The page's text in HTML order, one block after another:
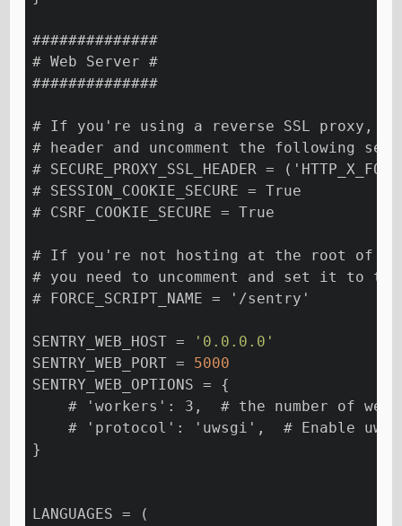
##############
# Web Server #
##############
# If you're using a reverse SSL proxy,
# header and uncomment the following
# SECURE_PROXY_SSL_HEADER =
# SESSION_COOKIE_SECURE = True
# CSRF_COOKIE_SECURE = True
# If you're not hosting at the root of
# you need to uncomment and set it to
# FORCE_SCRIPT_NAME = '/sentry'
SENTRY_WEB_HOST =
'0.0.0.0'
SENTRY_WEB_PORT = 5000
SENTRY_WEB_OPTIONS = {
# 'workers': 3,  # the number of web
# 'protocol': 'uwsgi',  # Enable
}
LANGUAGES = (